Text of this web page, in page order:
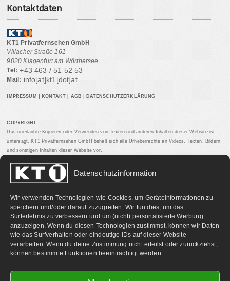
Datenschutzinformation
Wir verwenden Technologien wie Cookies, um Geräteinformationen zu
speichern und/oder darauf zuzugreifen. Wir tun dies, um das
Surferlebnis zu verbessern und um (nicht) personalisierte Werbung
anzuzeigen. Wenn du diesen Technologien zustimmst, können wir Daten
wie das Surfverhalten oder eindeutige IDs auf dieser Website
verarbeiten. Wenn du deine Zustimmung nicht erteilst oder zurückziehst,
können bestimmte Funktionen beeinträchtigt werden.
Kontaktdaten
KT1 Privatfernsehen GmbH
Villacher Straße 161
9020 Klagenfurt am Wörthersee
Tel: +43 463 / 51 52 53
Mail: info[at]kt1[dot]at
IMPRESSUM KONTAKT AGB DATENSCHUTZERKLÄRUNG
COPYRIGHT:
Das unerlaubte Kopieren oder Verwenden von Texten und anderen Inhalten dieser Website ist
untersagt. KT1 Privatfernsehen GmbH behält sich alle Urheberrechte an Videos, Texten, Bildern
und sonstigen Inhalten dieser Website vor.
PARTNERLINKS: